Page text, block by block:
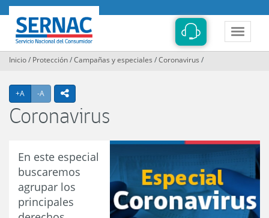
Contenido
principal
Toggle
SERNAC LLámame
Inicio/ Protección/Campañas y especiales /Coronavirus /
+A Agrandar texto
-A Achicar textoicono compartir
Coronavirus
En este especial
buscaremos
agrupar los
principales